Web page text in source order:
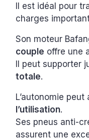
Il est idéal pour
charges
Son moteur
couple offre une
Il peut supporter
totale.
L’autonomie peut
l’utilisation.
Ses pneus anti-
assurent une